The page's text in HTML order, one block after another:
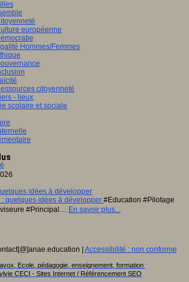
européenne
Hommes/Femmes
citoyenneté
- lieux
scolaire et sociale
idées à développer
#Education #Pilotage
#Principal… En savoir plus...
| Accessibilité : non conforme
Ecole, pédagogie, enseignement, formation
CECI - Sites Internet / Référencement SEO